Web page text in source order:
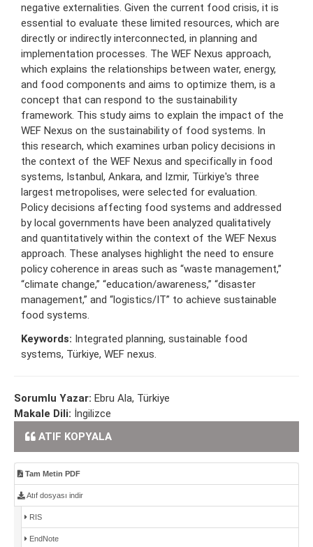
negative externalities. Given the current food crisis, it is
essential to evaluate these limited resources, which are
directly or indirectly interconnected, in planning and
implementation processes. The WEF Nexus approach,
which explains the relationships between water, energy,
and food components and aims to optimize them, is a
concept that can respond to the sustainability
framework. This study aims to explain the impact of the
WEF Nexus on the sustainability of food systems. In
this research, which examines urban policy decisions in
the context of the WEF Nexus and specifically in food
systems, Istanbul, Ankara, and Izmir, Türkiye's three
largest metropolises, were selected for evaluation.
Policy decisions affecting food systems and addressed
by local governments have been analyzed qualitatively
and quantitatively within the context of the WEF Nexus
approach. These analyses highlight the need to ensure
policy coherence in areas such as “waste management,”
“climate change,” “education/awareness,” “disaster
management,” and “logistics/IT” to achieve sustainable
food systems.
Keywords: Integrated planning, sustainable food
systems, Türkiye, WEF nexus.
Sorumlu Yazar: Ebru Ala, Türkiye
Makale Dili: İngilizce
ATIF KOPYALA
Tam Metin PDF
Atıf dosyası indir
RIS
EndNote